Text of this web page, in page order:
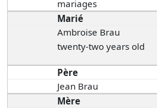
mariages
Marié
Ambroise Brau
twenty-two years old
Père
Jean Brau
Mère